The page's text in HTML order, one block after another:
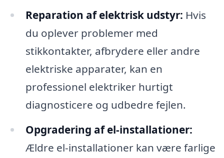
Reparation af elektrisk udstyr: Hvis
du oplever problemer med
stikkontakter, afbrydere eller andre
elektriske apparater, kan en
professionel elektriker hurtigt
diagnosticere og udbedre fejlen.
Opgradering af el-installationer:
Ældre el-installationer kan være farlige